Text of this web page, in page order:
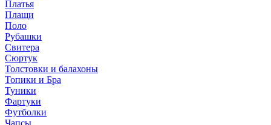
Платья
Плащи
Поло
Рубашки
Свитера
Сюртук
Толстовки и балахоны
Топики и Бра
Туники
Фартуки
Футболки
Чапсы